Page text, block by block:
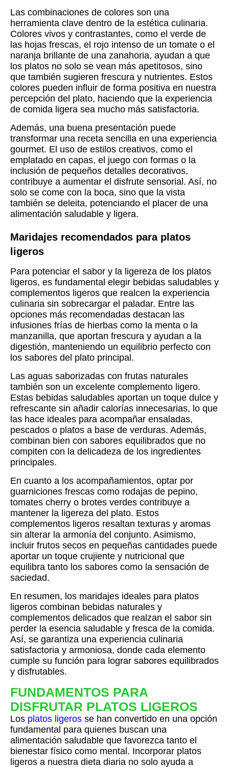
Las combinaciones de colores son una
herramienta clave dentro de la estética culinaria.
Colores vivos y contrastantes, como el verde de
las hojas frescas, el rojo intenso de un tomate o el
naranja brillante de una zanahoria, ayudan a que
los platos no solo se vean más apetitosos, sino
que también sugieren frescura y nutrientes. Estos
colores pueden influir de forma positiva en nuestra
percepción del plato, haciendo que la experiencia
de comida ligera sea mucho más satisfactoria.
Además, una buena presentación puede
transformar una receta sencilla en una experiencia
gourmet. El uso de estilos creativos, como el
emplatado en capas, el juego con formas o la
inclusión de pequeños detalles decorativos,
contribuye a aumentar el disfrute sensorial. Así, no
solo se come con la boca, sino que la vista
también se deleita, potenciando el placer de una
alimentación saludable y ligera.
Maridajes recomendados para platos
ligeros
Para potenciar el sabor y la ligereza de los platos
ligeros, es fundamental elegir bebidas saludables y
complementos ligeros que realcen la experiencia
culinaria sin sobrecargar el paladar. Entre las
opciones más recomendadas destacan las
infusiones frías de hierbas como la menta o la
manzanilla, que aportan frescura y ayudan a la
digestión, manteniendo un equilibrio perfecto con
los sabores del plato principal.
Las aguas saborizadas con frutas naturales
también son un excelente complemento ligero.
Estas bebidas saludables aportan un toque dulce y
refrescante sin añadir calorías innecesarias, lo que
las hace ideales para acompañar ensaladas,
pescados o platos a base de verduras. Además,
combinan bien con sabores equilibrados que no
compiten con la delicadeza de los ingredientes
principales.
En cuanto a los acompañamientos, optar por
guarniciones frescas como rodajas de pepino,
tomates cherry o brotes verdes contribuye a
mantener la ligereza del plato. Estos
complementos ligeros resaltan texturas y aromas
sin alterar la armonía del conjunto. Asimismo,
incluir frutos secos en pequeñas cantidades puede
aportar un toque crujiente y nutricional que
equilibra tanto los sabores como la sensación de
saciedad.
En resumen, los maridajes ideales para platos
ligeros combinan bebidas naturales y
complementos delicados que realzan el sabor sin
perder la esencia saludable y fresca de la comida.
Así, se garantiza una experiencia culinaria
satisfactoria y armoniosa, donde cada elemento
cumple su función para lograr sabores equilibrados
y disfrutables.
FUNDAMENTOS PARA
DISFRUTAR PLATOS LIGEROS
Los platos ligeros se han convertido en una opción
fundamental para quienes buscan una
alimentación saludable que favorezca tanto el
bienestar físico como mental. Incorporar platos
ligeros a nuestra dieta diaria no solo ayuda a